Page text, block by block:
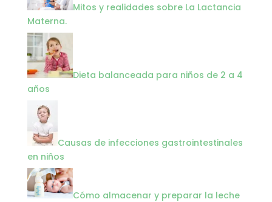
Mitos y realidades sobre La Lactancia
Materna.
Dieta balanceada para niños de 2 a 4
años
Causas de infecciones gastrointestinales
en niños
Cómo almacenar y preparar la leche